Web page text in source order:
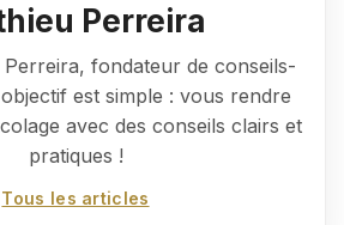
Perreira
fondateur de conseils-
est simple : vous rendre
avec des conseils clairs et
pratiques !
Tous les articles